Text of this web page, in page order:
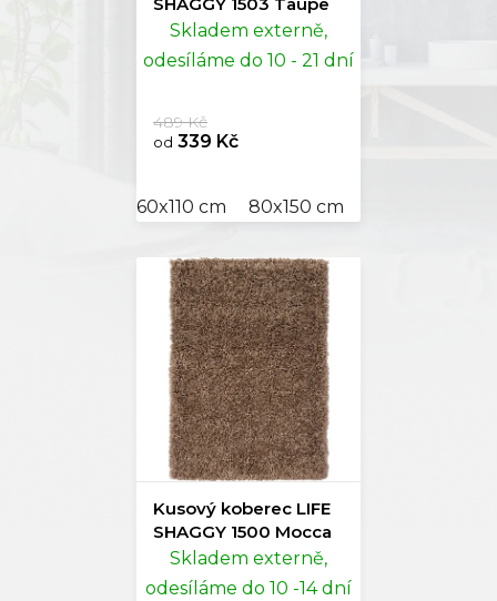
Skladem externě,
odesíláme do 10 - 21 dní
od 339 Kč
489 Kč
60x110 cm 80x150 cm
Kusový koberec LIFE
SHAGGY 1500 Mocca
Skladem externě,
odesíláme do 10 -14 dní